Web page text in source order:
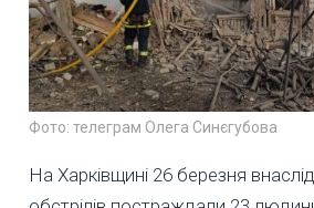
Фото: телеграм Олега Синєгубова
На Харківщині 26 березня